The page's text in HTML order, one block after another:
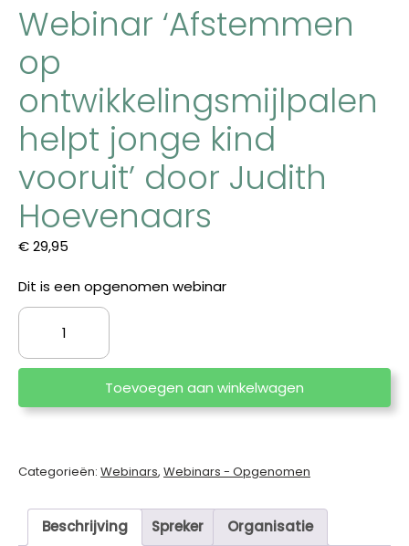
Webinar ‘Afstemmen
op
ontwikkelingsmijlpalen
helpt jonge kind
vooruit’ door Judith
Hoevenaars
€29,95
Dit is een opgenomen webinar
Webinar
'Afstemmen
op
ontwikkelingsmijlpalen
helpt
vooruit'
Judith
Hoevenaars
Toevoegen aan winkelwagen
Categorieën: Webinars, Webinars - Opgenomen
Beschrijving Spreker Organisatie